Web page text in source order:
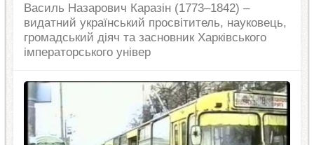
Василь Назарович Каразін (1773–1842) –
видатний український просвітитель, науковець,
громадський діяч та засновник Харківського
імператорського універ